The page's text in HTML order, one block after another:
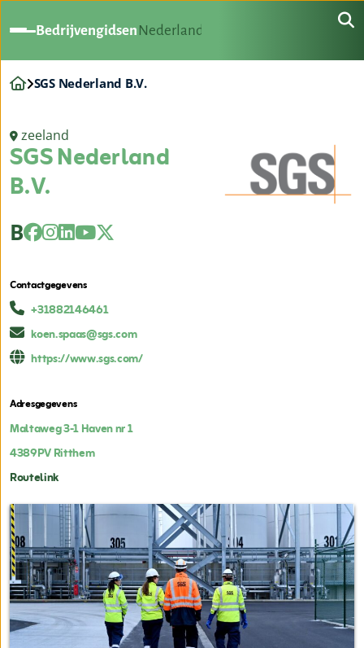
Bedrijvengidsen Nederland
SGS Nederland B.V.
zeeland
SGS Nederland
B.V.
B
Contactgegevens
+31882146461
koen.spaas@sgs.com
https://www.sgs.com/
Adresgegevens
Maltaweg 3-1 Haven nr 1
4389PVRitthem
Routelink